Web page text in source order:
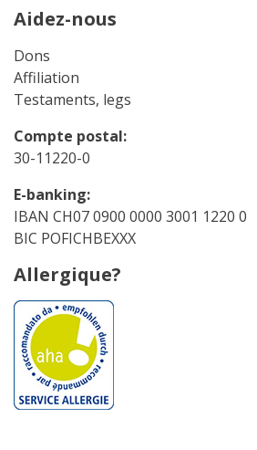
Aidez-nous
Dons
Affiliation
Testaments, legs
Compte postal:
30-11220-0
E-banking:
IBAN CH07 0900 0000 3001 1220 0
BIC POFICHBEXXX
Allergique?